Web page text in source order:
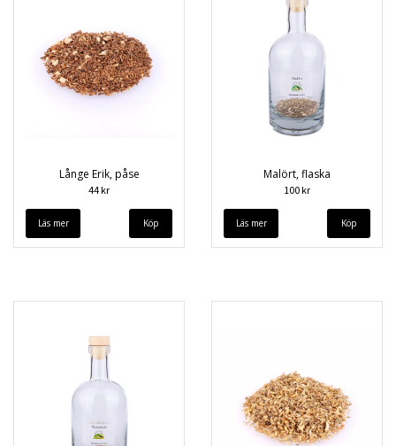
Långe Erik, påse
44 kr
Läs mer
Malört, flaska
100 kr
Läs mer